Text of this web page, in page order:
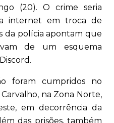
(20). O crime seria
internet em troca de
da polícia apontam que
de um esquema
foram cumpridos no
na Zona Norte,
em decorrência da
das prisões, também